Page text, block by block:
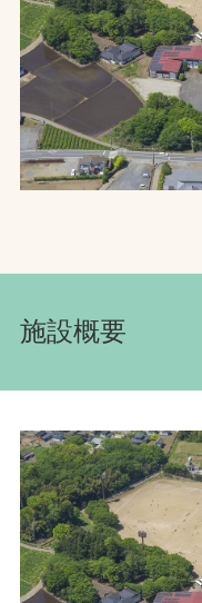
お取引先の皆様へ
プライバシーポリシー
ソーシャルメディア
文字の見えづらさ
施設概要